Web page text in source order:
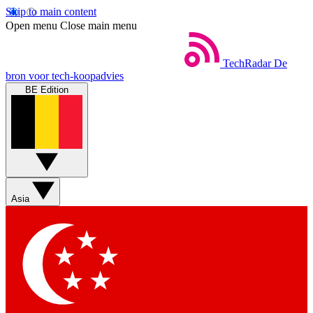
Skip to main content
Open menu Close main menu
TechRadar De
bron voor tech-koopadvies
BE Edition
Asia